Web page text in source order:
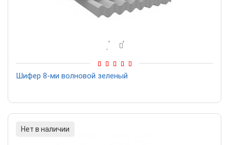
Шифер 8-ми волновой зеленый
Нет в наличии